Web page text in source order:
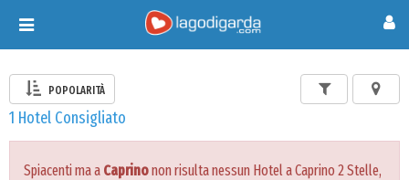
Toggle
navigation
POPOLARITÀ
1 Hotel Consigliato
Spiacenti ma a Caprinonon risulta nessun Hotel a Caprino 2 Stelle,